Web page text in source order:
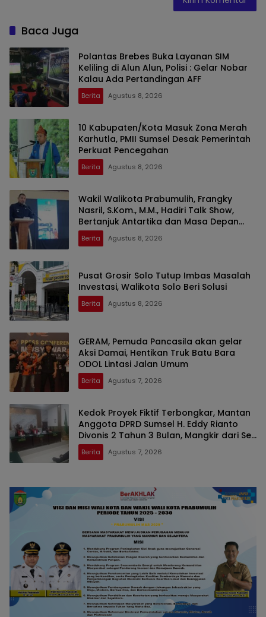
Baca Juga
Polantas Brebes Buka Layanan SIM
Keliling di Alun Alun, Polisi : Gelar Nobar
Kalau Ada Pertandingan AFF
Berita Agustus 8, 2026
10 Kabupaten/Kota Masuk Zona Merah
Karhutla, PMII Sumsel Desak Pemerintah
Perkuat Pencegahan
Berita Agustus 8, 2026
Wakil Walikota Prabumulih, Frangky
Nasril, S.Kom., M.M., Hadiri Talk Show,
Bertanjuk Antartika dan Masa Depan
Bumi di SMAN 2 Prabumulih
Berita Agustus 8, 2026
Pusat Grosir Solo Tutup Imbas Masalah
Investasi, Walikota Solo Beri Solusi
Berita Agustus 8, 2026
GERAM, Pemuda Pancasila akan gelar
Aksi Damai, Hentikan Truk Batu Bara
ODOL Lintasi Jalan Umum
Berita Agustus 7, 2026
Kedok Proyek Fiktif Terbongkar, Mantan
Anggota DPRD Sumsel H. Eddy Rianto
Divonis 2 Tahun 3 Bulan, Mangkir dari Sel
Nyatakan Banding
Berita Agustus 7, 2026